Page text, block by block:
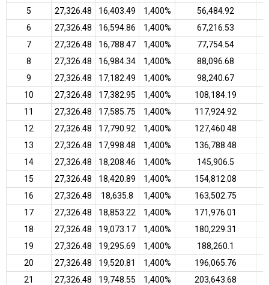
5
₹27,326.48 ₹16,403.49 1,400%
₹56,484.92
6
₹27,326.48 ₹16,594.86 1,400%
₹67,216.53
7
₹27,326.48 ₹16,788.47 1,400%
₹77,754.54
8
₹27,326.48 ₹16,984.34 1,400%
₹88,096.68
9
₹27,326.48 ₹17,182.49 1,400%
₹98,240.67
10
₹27,326.48 ₹17,382.95 1,400%
₹108,184.19
11
₹27,326.48 ₹17,585.75 1,400%
₹117,924.92
12
₹27,326.48 ₹17,790.92 1,400%
₹127,460.48
13
₹27,326.48 ₹17,998.48 1,400%
₹136,788.48
14
₹27,326.48 ₹18,208.46 1,400%
₹145,906.5
15
₹27,326.48 ₹18,420.89 1,400%
₹154,812.08
16
₹27,326.48 ₹18,635.8 1,400%
₹163,502.75
17
₹27,326.48 ₹18,853.22 1,400%
₹171,976.01
18
₹27,326.48 ₹19,073.17 1,400%
₹180,229.31
19
₹27,326.48 ₹19,295.69 1,400%
₹188,260.1
20
₹27,326.48 ₹19,520.81 1,400%
₹196,065.76
21
₹27,326.48 ₹19,748.55 1,400%
₹203,643.68